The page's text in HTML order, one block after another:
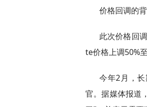
价格回调的
此次价格回
te价格上调50%
今年2月，
官。据媒体报道